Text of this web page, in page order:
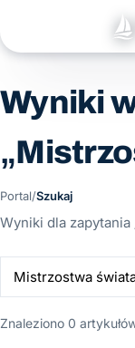
Wyniki
Portal/Szukaj
Wyniki dla zapytania
Znaleziono 0